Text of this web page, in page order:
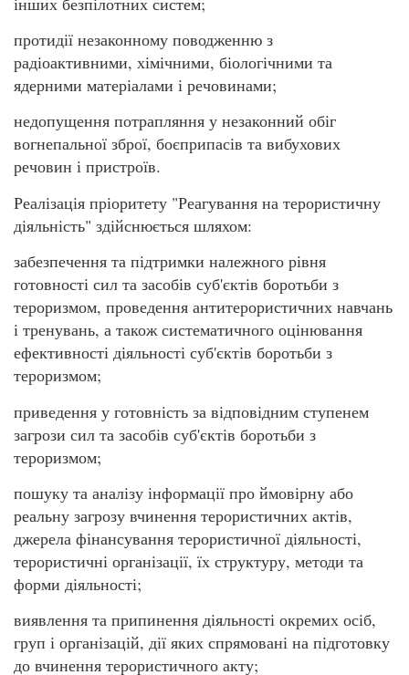
протидії незаконному поводженню з
радіоактивними, хімічними, біологічними та
ядерними матеріалами і речовинами;
недопущення потрапляння у незаконний обіг
вогнепальної зброї, боєприпасів та вибухових
речовин і пристроїв.
Реалізація пріоритету "Реагування на терористичну
діяльність" здійснюється шляхом:
забезпечення та підтримки належного рівня
готовності сил та засобів суб'єктів боротьби з
тероризмом, проведення антитерористичних навчань
і тренувань, а також систематичного оцінювання
ефективності діяльності суб'єктів боротьби з
тероризмом;
приведення у готовність за відповідним ступенем
загрози сил та засобів суб'єктів боротьби з
тероризмом;
пошуку та аналізу інформації про ймовірну або
реальну загрозу вчинення терористичних актів,
джерела фінансування терористичної діяльності,
терористичні організації, їх структуру, методи та
форми діяльності;
виявлення та припинення діяльності окремих осіб,
груп і організацій, дії яких спрямовані на підготовку
до вчинення терористичного акту;